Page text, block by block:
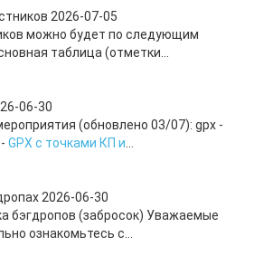
2026-07-05
можно будет по следующим
таблица (отметки...
06-30
(обновлено 03/07): gpx -
GPX с точками КП и
2026-06-30
бэгдропов (забросок) Уважаемые
ознакомьтесь с...